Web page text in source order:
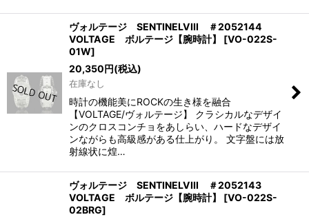
ヴォルテージ SENTINELVIII ＃2052144
VOLTAGE ボルテージ【腕時計】
[VO-022S-
01W]
20,350円(税込)
在庫なし
時計の機能美にROCKの生き様を融合
【VOLTAGE/ヴォルテージ】 クラシカルなデザイ
ンのクロスコンチョをあしらい、ハードなデザイ
ンながらも高級感がある仕上がり。 文字盤には放
射線状に煌…
ヴォルテージ SENTINELVIII ＃2052143
VOLTAGE ボルテージ【腕時計】
[VO-022S-
02BRG]